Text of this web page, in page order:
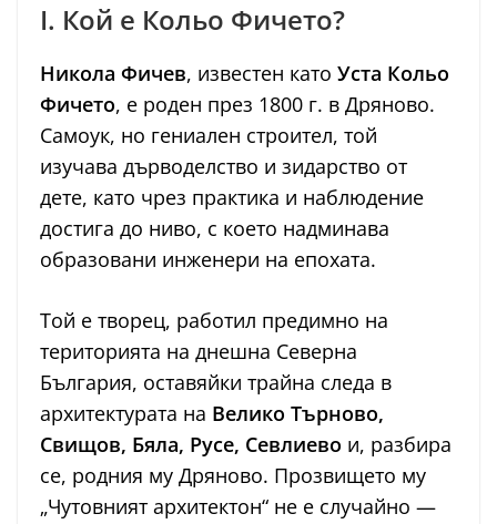
I. Кой е Кольо Фичето?
Никола Фичев, известен като Уста Кольо
Фичето, е роден през 1800 г. в Дряново.
Самоук, но гениален строител, той
изучава дърводелство и зидарство от
дете, като чрез практика и наблюдение
достига до ниво, с което надминава
образовани инженери на епохата.
Той е творец, работил предимно на
територията на днешна Северна
България, оставяйки трайна следа в
архитектурата на Велико Търново,
Свищов, Бяла, Русе, Севлиево и, разбира
се, родния му Дряново. Прозвището му
„Чутовният архитектон“ не е случайно —